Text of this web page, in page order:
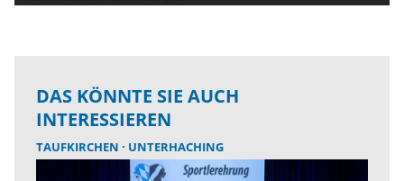
DAS KÖNNTE SIE AUCH
INTERESSIEREN
TAUFKIRCHEN UNTERHACHING